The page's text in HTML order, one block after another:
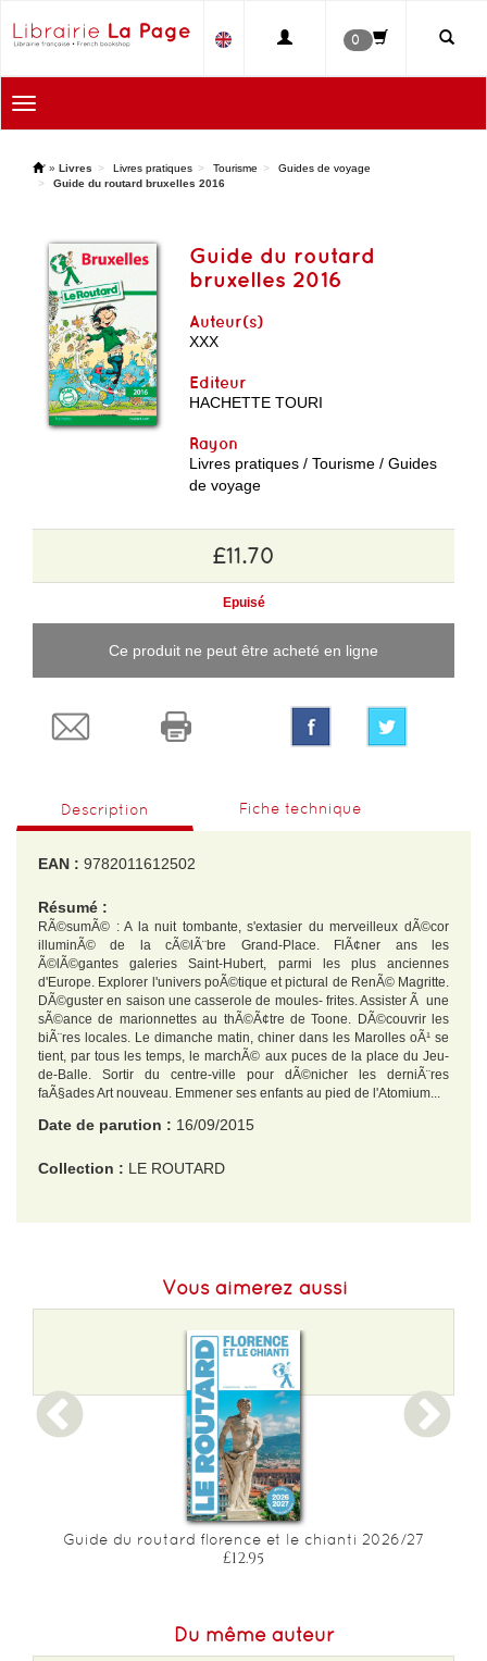
0
Toggle
navigation
' » Livres Livres pratiques Tourisme
Guides de voyage
Guide du routard bruxelles 2016
Guide du routard
bruxelles 2016
Auteur(s)
XXX
Editeur
HACHETTE TOURI
Rayon
Livres pratiques / Tourisme / Guides
de voyage
£11.70
Epuisé
Ce produit ne peut être acheté en ligne
Description Fiche technique
EAN : 9782011612502
Résumé :
RÃ©sumÃ© : A la nuit tombante, s'extasier du merveilleux dÃ©cor
illuminÃ© de la cÃ©lÃ¨bre Grand-Place. FlÃ¢ner ans les
Ã©lÃ©gantes galeries Saint-Hubert, parmi les plus anciennes
d'Europe. Explorer l'univers poÃ©tique et pictural de RenÃ© Magritte.
DÃ©guster en saison une casserole de moules- frites. Assister Ã une
sÃ©ance de marionnettes au thÃ©Ã¢tre de Toone. DÃ©couvrir les
biÃ¨res locales. Le dimanche matin, chiner dans les Marolles oÃ¹ se
tient, par tous les temps, le marchÃ© aux puces de la place du Jeu-
de-Balle. Sortir du centre-ville pour dÃ©nicher les derniÃ¨res
faÃ§ades Art nouveau. Emmener ses enfants au pied de l'Atomium...
Date de parution : 16/09/2015
Collection : LE ROUTARD
Vous aimerez aussi
Guide du routard florence et le chianti 2026/27
£12.95
Du même auteur